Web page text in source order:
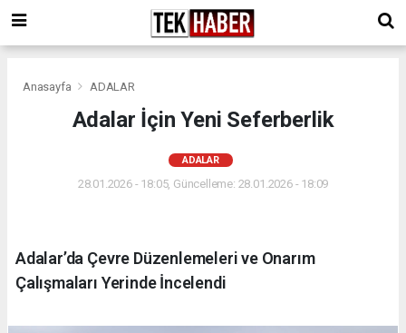
Anasayfa ADALAR
Adalar İçin Yeni Seferberlik
ADALAR
28.01.2026 - 18:05, Güncelleme: 28.01.2026 - 18:09
Adalar’da Çevre Düzenlemeleri ve Onarım
Çalışmaları Yerinde İncelendi